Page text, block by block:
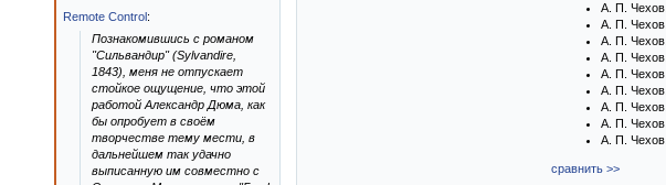
А. П. Чехов.
А. П. Чехов.
А. П. Чехов.
А. П. Чехов.
А. П. Чехов.
А. П. Чехов.
А. П. Чехов.
А. П. Чехов.
А. П. Чехов.
сравнить >>
Remote Control:
Познакомившись с романом
"Сильвандир" (Sylvandire,
1843), меня не отпускает
стойкое ощущение, что этой
работой Александр Дюма, как
бы опробует в своём
творчестве тему мести, в
дальнейшем так удачно
выписанную им совместно с